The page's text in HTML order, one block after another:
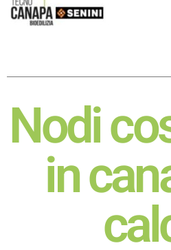
Nodi
in